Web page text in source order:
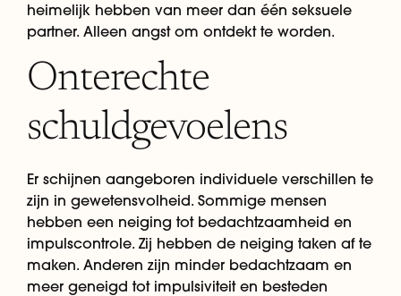
heimelijk hebben van meer dan één seksuele
partner. Alleen angst om ontdekt te worden.
Onterechte
schuldgevoelens
Er schijnen aangeboren individuele verschillen te
zijn in gewetensvolheid. Sommige mensen
hebben een neiging tot bedachtzaamheid en
impulscontrole. Zij hebben de neiging taken af te
maken. Anderen zijn minder bedachtzaam en
meer geneigd tot impulsiviteit en besteden